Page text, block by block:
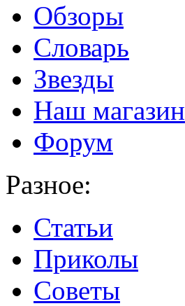
Обзоры
Словарь
Звезды
Наш магазин
Форум
Разное:
Статьи
Приколы
Советы